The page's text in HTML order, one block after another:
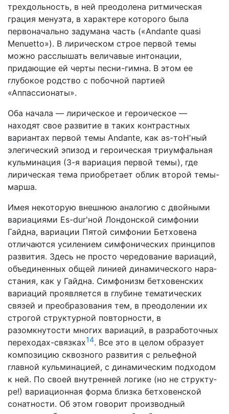
трех­дольность, в ней преодолена ритмическая
грация менуэта, в характере которого была
первоначально задумана часть («Andante quasi
Menuetto»). В лирическом строе первой темы
можно расслышать величавые интонации,
придающие ей чер­ты песни-гимна. В этом ее
глубокое родство с побочной пар­тией
«Аппассионаты».
Оба начала — лирическое и героическое —
находят свое развитие в таких контрастных
вариантах первой темы Andan­te, как as-тоН'ный
элегический эпизод и героическая триум­фальная
кульминация (3-я вариация первой темы), где
лири­ческая тема приобретает облик второй темы-
марша.
Имея некоторую внешнюю аналогию с двойными
вариаци­ями Es-dur'ной Лондонской симфонии
Гайдна, вариации Пя­той симфонии Бетховена
отличаются усилением симфониче­ских принципов
развития. Здесь не просто чередование ва­риаций,
объединенных общей линией динамического нара­
стания, как у Гайдна. Симфонизм бетховенских
вариаций про­является в глубине тематических
связей и преобразования тем, в преодолении их
строгой структурной повторности, в
разомкнутости многих вариаций, в разработочных
переходах-связках14. Все это в целом образует
композицию сквозного развития с рельефной
главной кульминацией, с динамическим подходом
к ней. По своей внутренней логике (но не структу­
ре!) вариационная форма близка бетховенской
сонатности. Об этом говорит производный